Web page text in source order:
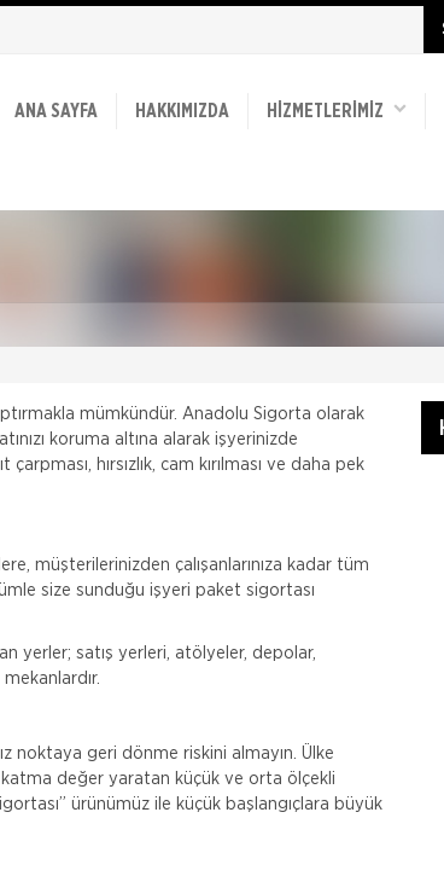
ANA SAYFA HAKKIMIZDA HİZMETLERİMİZ
mümkündür. Anadolu Sigorta olarak
koruma altına alarak işyerinizde
hırsızlık, cam kırılması ve daha pek
müşterilerinizden çalışanlarınıza kadar tüm
size sunduğu işyeri paket sigortası
yerler; satış yerleri, atölyeler, depolar,
noktaya geri dönme riskini almayın. Ülke
değer yaratan küçük ve orta ölçekli
ürünümüz ile küçük başlangıçlara büyük